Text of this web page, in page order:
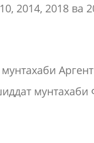
2014, 2018 ва
мунтахаби